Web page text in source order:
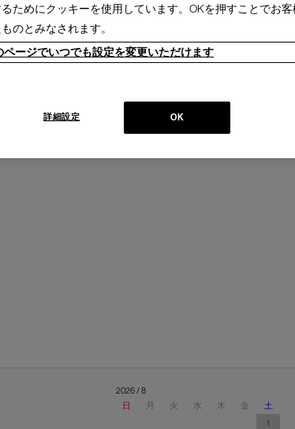
2026 / 8
日
月 火 水 木 金
土
1
ためにクッキーを使用しています。OKを押すことでお
のとみなされます。
ページでいつでも設定を変更いただけます
OK
詳細設定